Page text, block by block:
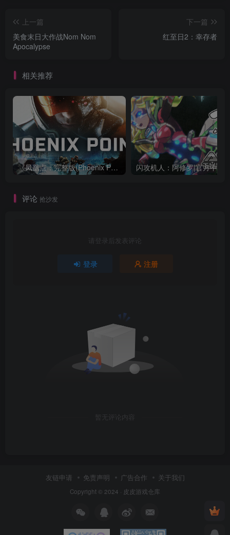
上一篇
美食末日大作战Nom Nom
Apocalypse
下一篇
红至日2：幸存者
相关推荐
《凤凰点：完整版(Phoenix Point Complete Edition)》|v1.30.2|中文|免安装硬盘版
评论 抢沙发
请登录后发表评论
登录 注册
暂无评论内容
友链申请 免责声明 广告合作 关于我们
Copyright © 2024 · 皮皮游戏仓库